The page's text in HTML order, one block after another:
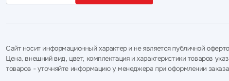
Сайт носит информационный характер и не является публичной
Цена, внешний вид, цвет, комплектация и характеристики товаров
товаров - уточняйте информацию у менеджера при оформлении